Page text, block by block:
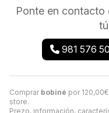
Comprar bobiné por 120,00€
store.
Prezo, información,
Ponte en contacto
981 576